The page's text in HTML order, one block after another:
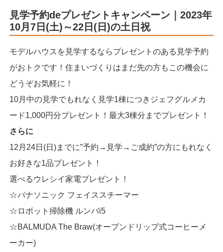
見学予約deプレゼントキャンペーン｜2023年
10月7日(土)～22日(日)の土日祝
モデルハウスを見学するならプレゼントのある見学予約
がおトクです！住まいづくりはまだ先の方もこの機会に
どうぞお気軽に！
10月中の見学でもれなく見学1棟につきジェフグルメカ
ード1,000円分プレゼント！最大3棟分までプレゼント！
さらに
12月24日(日)までに”予約→見学→ご成約”の方にもれなく
お好きな1品プレゼント！
選べるウレシイ家電プレゼント！
☆パナソニック フェイススチーマー
☆ロボット掃除機 ルンバi5
☆BALMUDA The Braw(オープンドリップ式コーヒーメ
ーカー)